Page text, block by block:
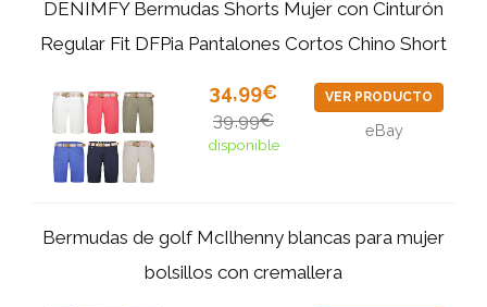
DENIMFY Bermudas Shorts Mujer con Cinturón
Regular Fit DFPia Pantalones Cortos Chino Short
34,99€
39,99€
disponible
VER PRODUCTO
eBay
Bermudas de golf McIlhenny blancas para mujer
bolsillos con cremallera